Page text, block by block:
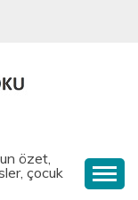
özet,
çocuk